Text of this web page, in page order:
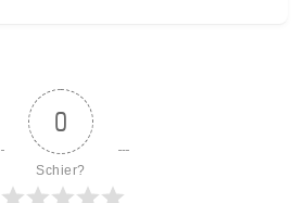
0
Schier?